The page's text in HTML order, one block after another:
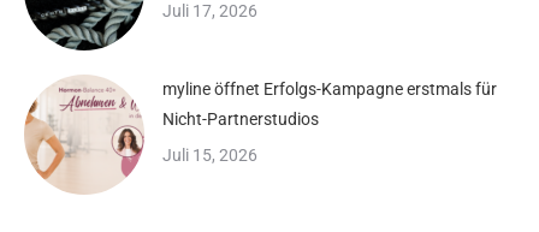
Juli 17, 2026
myline öffnet Erfolgs-Kampagne erstmals für
Nicht-Partnerstudios
Juli 15, 2026